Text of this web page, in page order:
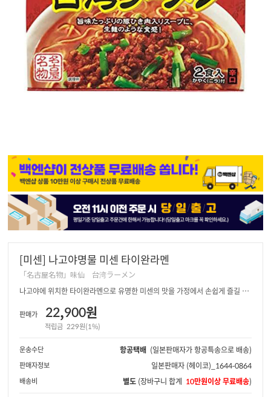
[미센] 나고야명물 미센 타이완라멘
「名古屋名物」味仙 台湾ラーメン
나고야에 위치한 타이완라멘으로 유명한 미센의 맛을 가정에서 손쉽게 즐길 수
판매가 22,900원
적립금 229원(1%)
운송수단 항공택배 (일본판매자가 항공특송으로 배송)
판매자정보 일본판매자 (헤이코)_1644-0864
배송비 별도 (장바구니 합계 10만원이상 무료배송)